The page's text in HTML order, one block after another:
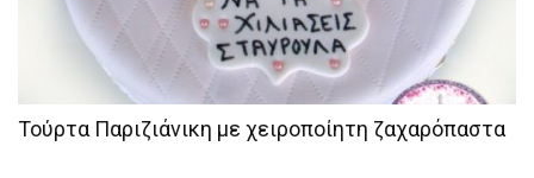
Τούρτα Παριζιάνικη με χειροποίητη ζαχαρόπαστα